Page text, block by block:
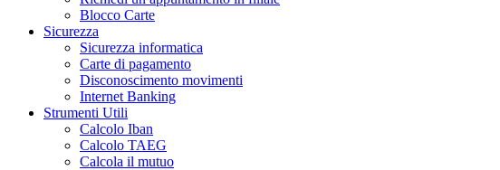
Blocco Carte
Sicurezza
Sicurezza informatica
Carte di pagamento
Disconoscimento movimenti
Internet Banking
Strumenti Utili
Calcolo Iban
Calcolo TAEG
Calcola il mutuo